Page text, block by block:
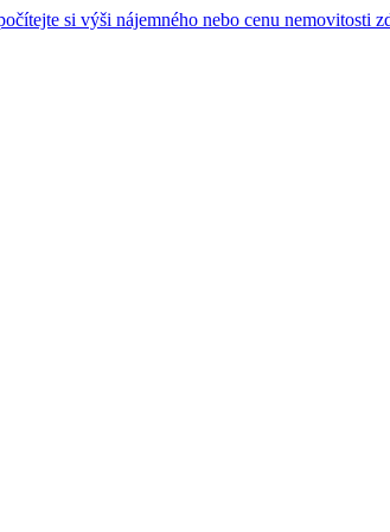
si výši nájemného nebo cenu nemovitosti